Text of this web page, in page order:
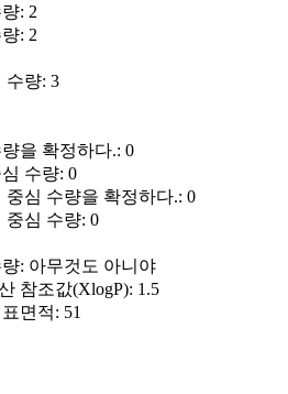
: 2
: 2
수량: 3
을 확정하다.: 0
수량: 0
중심 수량을 확정하다.: 0
중심 수량: 0
: 아무것도 아니야
참조값(XlogP): 1.5
면적: 51